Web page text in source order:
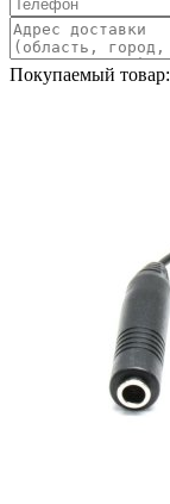
Покупаемый товар: